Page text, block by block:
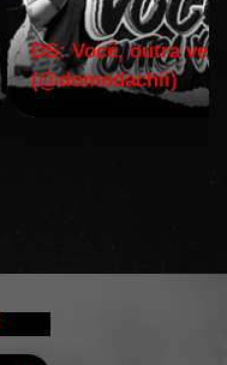
DS: Você, outra vez!
(@domodachii)